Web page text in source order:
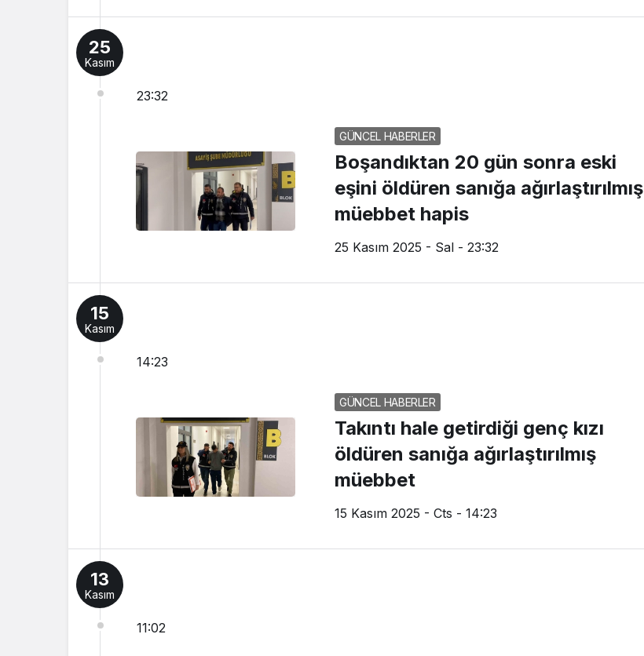
25
Kasım
23:32
GÜNCEL HABERLER
Boşandıktan 20 gün sonra eski
eşini öldüren sanığa ağırlaştırılmış
müebbet hapis
25 Kasım 2025 - Sal - 23:32
15
Kasım
14:23
GÜNCEL HABERLER
Takıntı hale getirdiği genç kızı
öldüren sanığa ağırlaştırılmış
müebbet
15 Kasım 2025 - Cts - 14:23
13
Kasım
11:02